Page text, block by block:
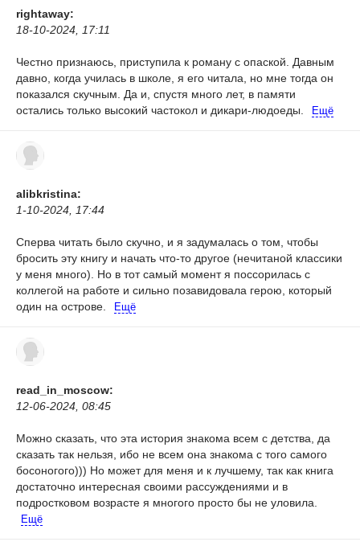
rightaway:
18-10-2024, 17:11
Честно признаюсь, приступила к роману с опаской. Давным
давно, когда училась в школе, я его читала, но мне тогда он
показался скучным. Да и, спустя много лет, в памяти
остались только высокий частокол и дикари-людоеды.
Ещё
alibkristina:
1-10-2024, 17:44
Сперва читать было скучно, и я задумалась о том, чтобы
бросить эту книгу и начать что-то другое (нечитаной классики
у меня много). Но в тот самый момент я поссорилась с
коллегой на работе и сильно позавидовала герою, который
один на острове.
Ещё
read_in_moscow:
12-06-2024, 08:45
Можно сказать, что эта история знакома всем с детства, да
сказать так нельзя, ибо не всем она знакома с того самого
босоногого))) Но может для меня и к лучшему, так как книга
достаточно интересная своими рассуждениями и в
подростковом возрасте я многого просто бы не уловила.
Ещё